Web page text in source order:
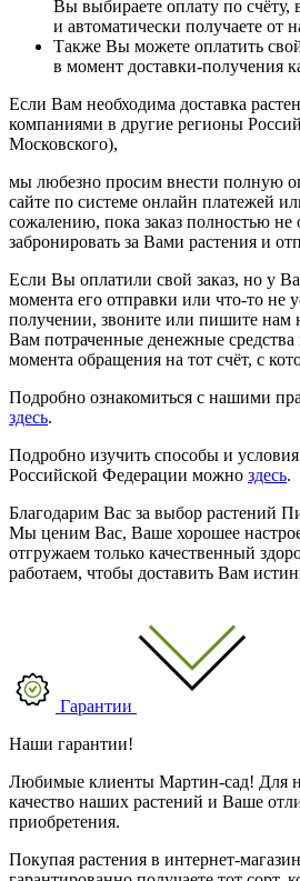
Вы выбираете оплату по счёту,
и автоматически получаете от
Также Вы можете оплатить
в момент доставки-получения
Если Вам необходима доставка
компаниями в другие регионы
Московского),
мы любезно просим внести полную
сайте по системе онлайн платежей
сожалению, пока заказ полностью
забронировать за Вами растения и
Если Вы оплатили свой заказ, но у
момента его отправки или что-то не
получении, звоните или пишите нам
Вам потраченные денежные средства
момента обращения на тот счёт, с
Подробно ознакомиться с нашими
здесь.
Подробно изучить способы и
Российской Федерации можно здесь.
Благодарим Вас за выбор растений
Мы ценим Вас, Ваше хорошее
отгружаем только качественный
работаем, чтобы доставить Вам
Гарантии
Наши гарантии!
Любимые клиенты Мартин-сад! Для
качество наших растений и Ваше
приобретения.
Покупая растения в интернет-